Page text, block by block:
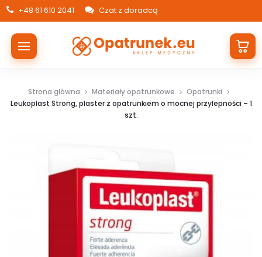
+48 61 610 2041 Czat z doradcą
Strona główna Materiały opatrunkowe
Opatrunki
Leukoplast Strong, plaster z opatrunkiem o mocnej przylepności – 1
szt.